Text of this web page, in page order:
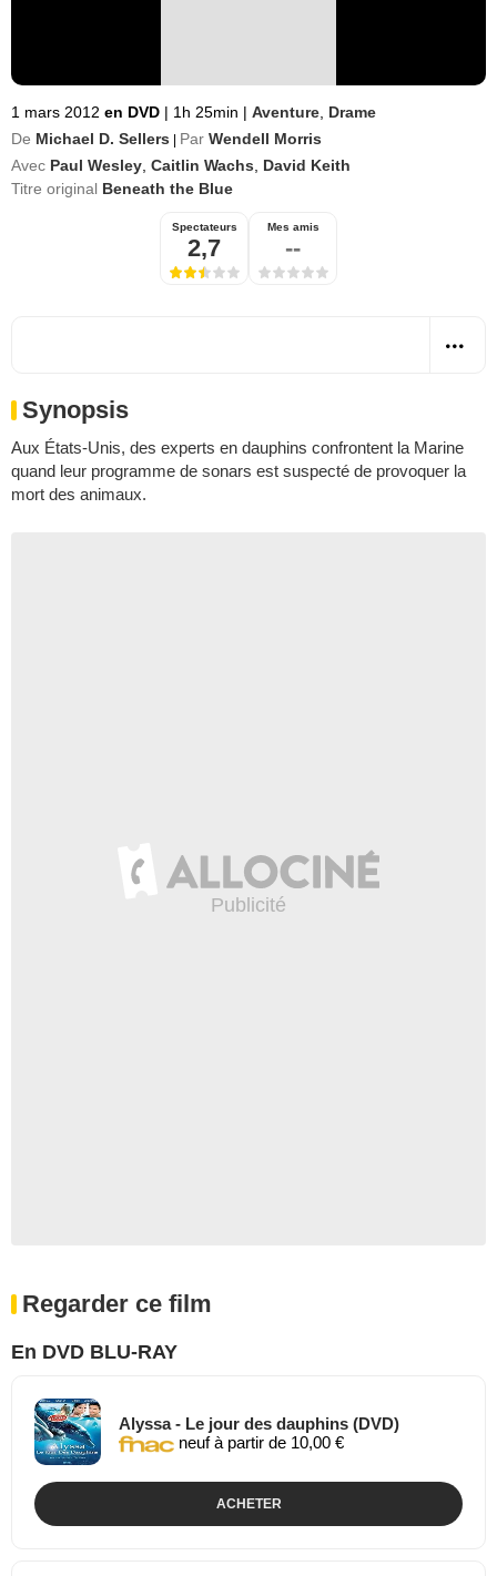
1 mars 2012 en DVD | 1h 25min | Aventure Drame
De Michael D. Sellers Par Wendell Morris
Avec Paul Wesley Caitlin Wachs
David Keith
Titre original Beneath the Blue
Spectateurs
2,7
Mes amis
--
Synopsis
Aux États-Unis, des experts en dauphins confrontent la Marine
quand leur programme de sonars est suspecté de provoquer la
mort des animaux.
Regarder ce film
En DVD BLU-RAY
Alyssa - Le jour des dauphins (DVD)
neuf à partir de 10,00 €
ACHETER